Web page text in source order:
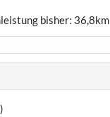
bisher: 36,8km